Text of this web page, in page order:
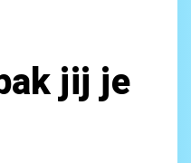
jij je